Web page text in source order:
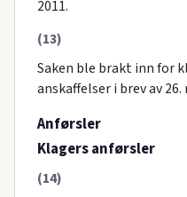
2011.
(13)
Saken ble brakt inn for
anskaffelser i brev av 26.
Anførsler
Klagers anførsler
(14)